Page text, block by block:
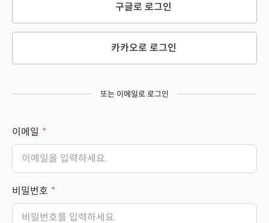
구글로 로그인
카카오로 로그인
또는 이메일로 로그인
이메일
비밀번호